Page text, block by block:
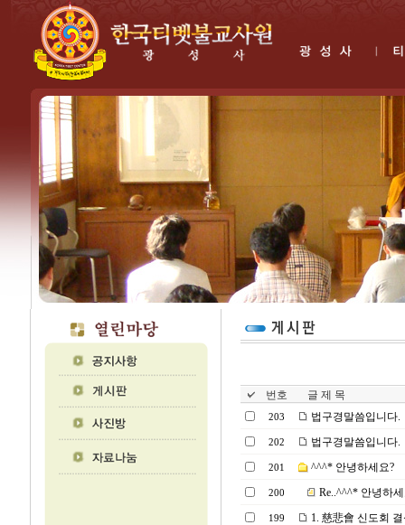
번호 글 제 목
203 법구경말씀입니다.
202 법구경말씀입니다.
201 ^^^* 안녕하세요?
200 Re..^^^* 안녕하
199 1. 慈悲會 신도회